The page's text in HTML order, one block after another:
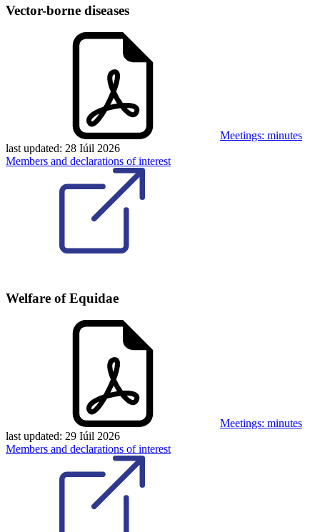
Vector-borne diseases
Meetings: minutes
last updated: 28 Iúil 2026
Members and declarations of interest
Welfare of Equidae
Meetings: minutes
last updated: 29 Iúil 2026
Members and declarations of interest